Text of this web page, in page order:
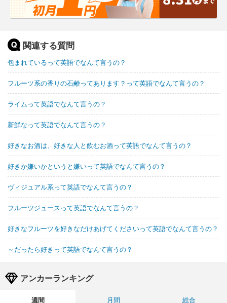
関連する質問
包まれているって英語でなんて言うの？
フルーツ系の香りの石鹸ってあります？って英語でなんて言うの？
ライムって英語でなんて言うの？
新鮮なって英語でなんて言うの？
好きなお酒は、好きな人と飲むお酒って英語でなんて言うの？
好きか嫌いかというと嫌いって英語でなんて言うの？
ヴィジュアル系って英語でなんて言うの？
フルーツジュースって英語でなんて言うの？
好きなフルーツを好きなだけあげてくださいって英語でなんて言うの？
～だったら好きって英語でなんて言うの？
アンカーランキング
週間 月間
総合